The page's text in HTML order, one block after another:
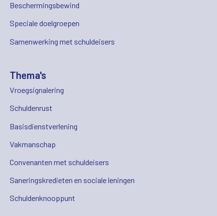
Beschermingsbewind
Speciale doelgroepen
Samenwerking met schuldeisers
Thema's
Vroegsignalering
Schuldenrust
Basisdienstverlening
Vakmanschap
Convenanten met schuldeisers
Saneringskredieten en sociale leningen
Schuldenknooppunt